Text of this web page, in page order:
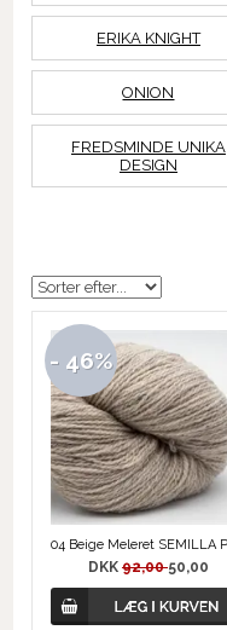
ERIKA KNIGHT
ONION
FREDSMINDE UNIKA
DESIGN
- 46%
DKK 92,0050,00